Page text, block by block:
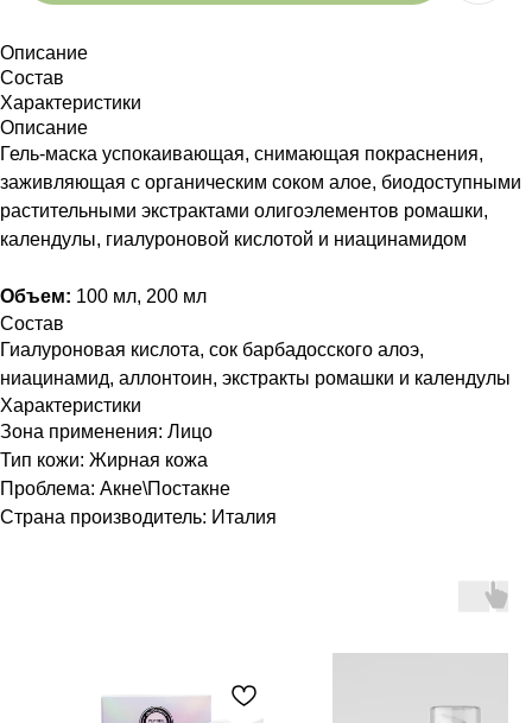
Описание
Состав
Характеристики
Описание
Гель-маска успокаивающая, снимающая покраснения,
заживляющая с органическим соком алое, биодоступными
растительными экстрактами олигоэлементов ромашки,
календулы, гиалуроновой кислотой и ниацинамидом
Объем: 100 мл, 200 мл
Состав
Гиалуроновая кислота, сок барбадосского алоэ,
ниацинамид, аллонтоин, экстракты ромашки и календулы
Характеристики
Зона применения: Лицо
Тип кожи: Жирная кожа
Проблема: Акне\Постакне
Страна производитель: Италия